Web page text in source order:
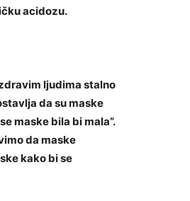
acidozu.
ljudima stalno
da su maske
maske bila bi mala”.
da maske
kako bi se